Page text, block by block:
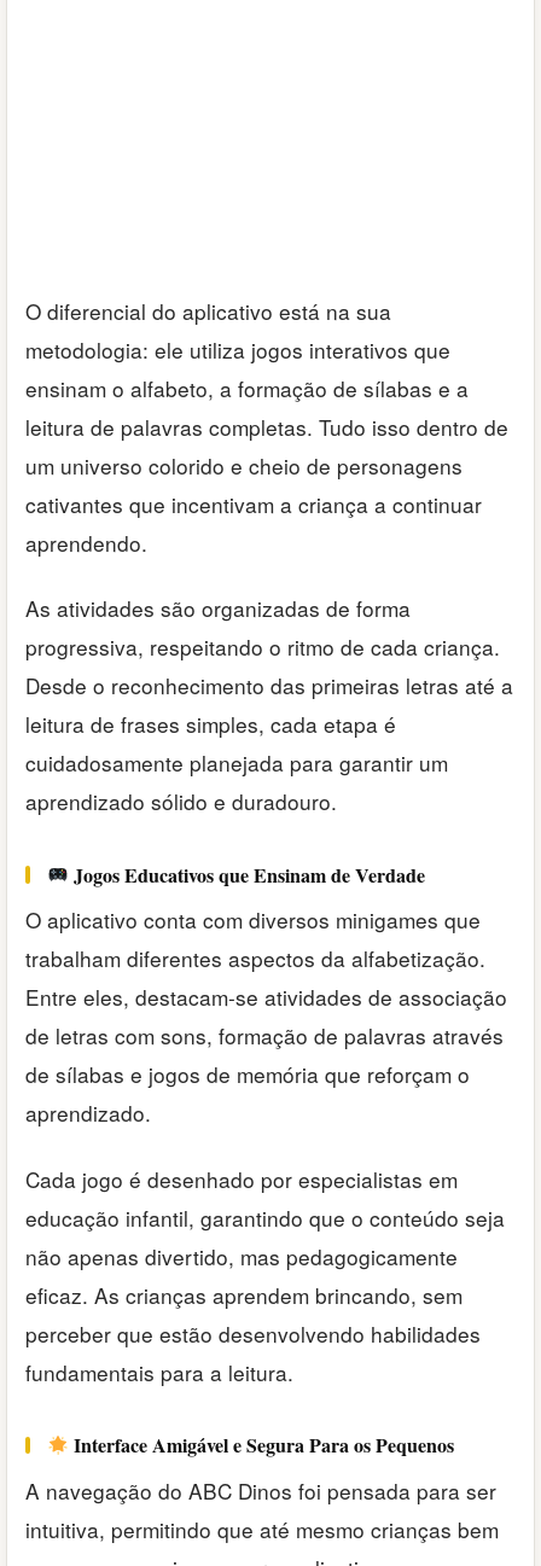
O diferencial do aplicativo está na sua
metodologia: ele utiliza jogos interativos que
ensinam o alfabeto, a formação de sílabas e a
leitura de palavras completas. Tudo isso dentro de
um universo colorido e cheio de personagens
cativantes que incentivam a criança a continuar
aprendendo.
As atividades são organizadas de forma
progressiva, respeitando o ritmo de cada criança.
Desde o reconhecimento das primeiras letras até a
leitura de frases simples, cada etapa é
cuidadosamente planejada para garantir um
aprendizado sólido e duradouro.
Jogos Educativos que Ensinam de Verdade
O aplicativo conta com diversos minigames que
trabalham diferentes aspectos da alfabetização.
Entre eles, destacam-se atividades de associação
de letras com sons, formação de palavras através
de sílabas e jogos de memória que reforçam o
aprendizado.
Cada jogo é desenhado por especialistas em
educação infantil, garantindo que o conteúdo seja
não apenas divertido, mas pedagogicamente
eficaz. As crianças aprendem brincando, sem
perceber que estão desenvolvendo habilidades
fundamentais para a leitura.
Interface Amigável e Segura Para os Pequenos
A navegação do ABC Dinos foi pensada para ser
intuitiva, permitindo que até mesmo crianças bem